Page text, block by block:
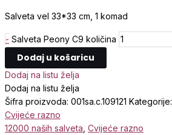
Salveta vel 33*33 cm, 1 komad
- Salveta Peony C9 količina
Dodaj u košaricu
Dodaj na listu želja
Dodaj na listu želja
Šifra proizvoda: 001sa.c.109121 Kategorije:
Cvijeće razno
12000 naših salveta Cvijeće razno